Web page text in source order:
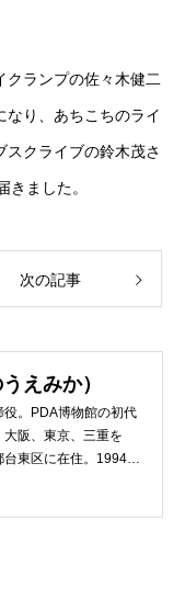
クランプの佐々木健二
なり、あちこちのライ
クライブの鈴木茂さ
きました。
次の記事
えみか）
。PDA博物館の初代
阪、東京、三重を
東区に在住。1994年
をきかっけに、フリ